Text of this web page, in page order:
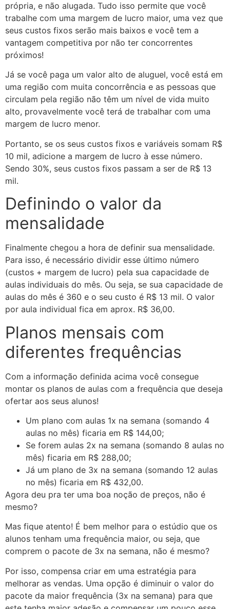
própria, e não alugada. Tudo isso permite que você
trabalhe com uma margem de lucro maior, uma vez que
seus custos fixos serão mais baixos e você tem a
vantagem competitiva por não ter concorrentes
próximos!
Já se você paga um valor alto de aluguel, você está em
uma região com muita concorrência e as pessoas que
circulam pela região não têm um nível de vida muito
alto, provavelmente você terá de trabalhar com uma
margem de lucro menor.
Portanto, se os seus custos fixos e variáveis somam R$
10 mil, adicione a margem de lucro à esse número.
Sendo 30%, seus custos fixos passam a ser de R$ 13
mil.
Definindo o valor da
mensalidade
Finalmente chegou a hora de definir sua mensalidade.
Para isso, é necessário dividir esse último número
(custos + margem de lucro) pela sua capacidade de
aulas individuais do mês. Ou seja, se sua capacidade de
aulas do mês é 360 e o seu custo é R$ 13 mil. O valor
por aula individual fica em aprox. R$ 36,00.
Planos mensais com
diferentes frequências
Com a informação definida acima você consegue
montar os planos de aulas com a frequência que deseja
ofertar aos seus alunos!
Um plano com aulas 1x na semana (somando 4
aulas no mês) ficaria em R$ 144,00;
Se forem aulas 2x na semana (somando 8 aulas no
mês) ficaria em R$ 288,00;
Já um plano de 3x na semana (somando 12 aulas
no mês) ficaria em R$ 432,00.
Agora deu pra ter uma boa noção de preços, não é
mesmo?
Mas fique atento! É bem melhor para o estúdio que os
alunos tenham uma frequência maior, ou seja, que
comprem o pacote de 3x na semana, não é mesmo?
Por isso, compensa criar em uma estratégia para
melhorar as vendas. Uma opção é diminuir o valor do
pacote da maior frequência (3x na semana) para que